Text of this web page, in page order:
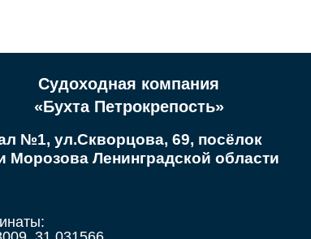
Судоходная компания
«Бухта Петрокрепость»
№1, ул.Скворцова, 69, посёлок
Морозова Ленинградской области